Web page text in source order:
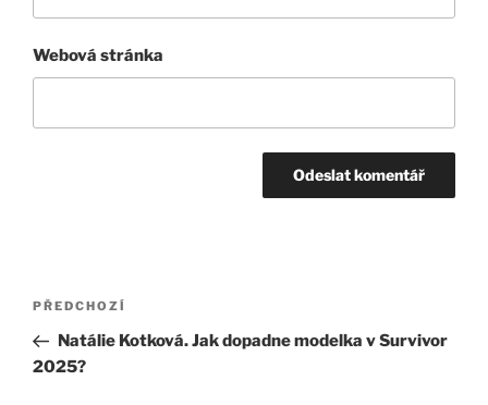
Webová stránka
Navigace
příspěvek
Předchozí
příspěvek
PŘEDCHOZÍ
Natálie Kotková. Jak dopadne modelka v Survivor
2025?